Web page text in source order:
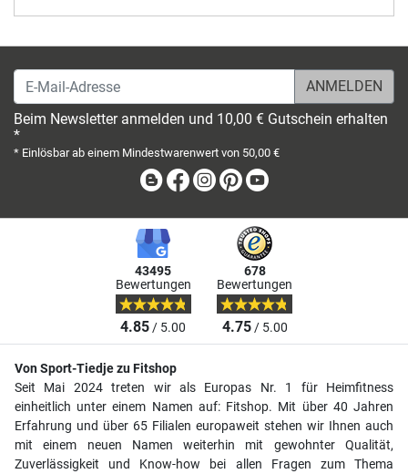
E-Mail-Adresse
Beim Newsletter anmelden und 10,00 € Gutschein erhalten
*
* Einlösbar ab einem Mindestwarenwert von 50,00 €
BlogFacebook
Instagram
Pinterest
43495
Bewertungen
4.85/ 5.00
678
Bewertungen
4.75/ 5.00
Von Sport-Tiedje zu Fitshop
Seit Mai 2024 treten wir als Europas Nr. 1 für Heimfitness
einheitlich unter einem Namen auf: Fitshop. Mit über 40 Jahren
Erfahrung und über 65 Filialen europaweit stehen wir Ihnen auch
mit einem neuen Namen weiterhin mit gewohnter Qualität,
Zuverlässigkeit und Know-how bei allen Fragen zum Thema